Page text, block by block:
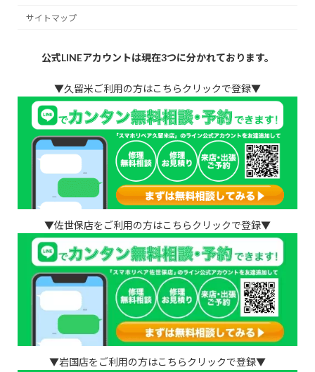
サイトマップ
公式LINEアカウントは現在3つに分かれております。
▼久留米ご利用の方はこちらクリックで登録▼
▼佐世保店をご利用の方はこちらクリックで登録▼
▼岩国店をご利用の方はこちらクリックで登録▼